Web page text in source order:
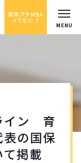
育休プチMBA
ってなに？
イン 育
の国保
掲載